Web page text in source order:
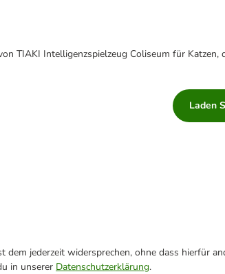
TIAKI Intelligenzspielzeug Coliseum für Katzen,
Laden
jederzeit widersprechen, ohne dass hierfür
in unserer Datenschutzerklärung.